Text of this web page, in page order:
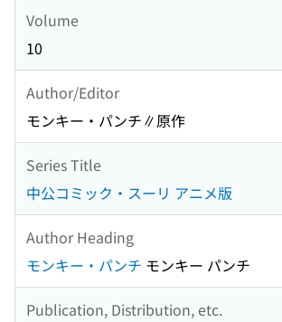
Volume
10
Author/Editor
モンキー・パンチ∥原作
Series Title
中公コミック・スーリ アニメ版
Author Heading
モンキー・パンチ モンキー パンチ
Publication, Distribution, etc.